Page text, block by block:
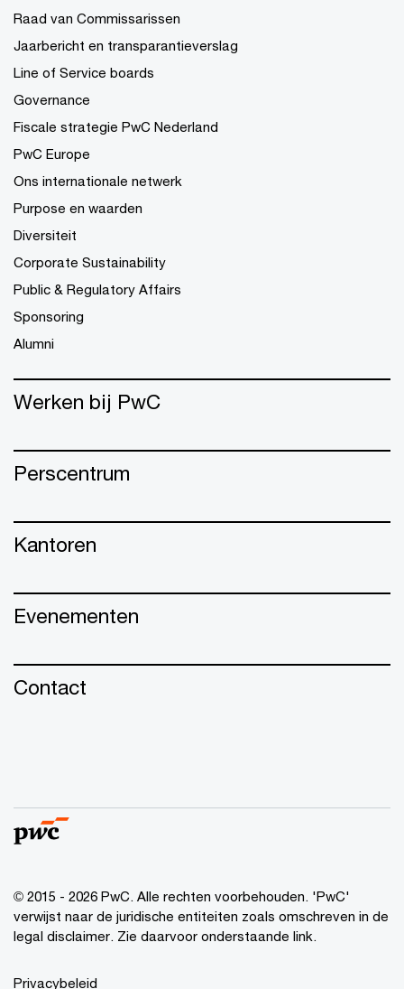
Raad van Commissarissen
Jaarbericht en transparantieverslag
Line of Service boards
Governance
Fiscale strategie PwC Nederland
PwC Europe
Ons internationale netwerk
Purpose en waarden
Diversiteit
Corporate Sustainability
Public & Regulatory Affairs
Sponsoring
Alumni
Werken bij PwC
Perscentrum
Kantoren
Evenementen
Contact
© 2015 - 2026 PwC. Alle rechten voorbehouden. 'PwC'
verwijst naar de juridische entiteiten zoals omschreven in de
legal disclaimer. Zie daarvoor onderstaande link.
Privacybeleid